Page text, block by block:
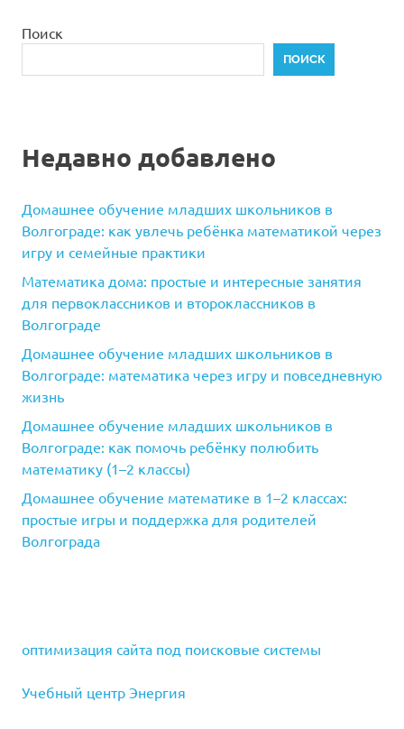
Поиск
ПОИСК
Недавно добавлено
Домашнее обучение младших школьников в
Волгограде: как увлечь ребёнка математикой через
игру и семейные практики
Математика дома: простые и интересные занятия
для первоклассников и второклассников в
Волгограде
Домашнее обучение младших школьников в
Волгограде: математика через игру и повседневную
жизнь
Домашнее обучение младших школьников в
Волгограде: как помочь ребёнку полюбить
математику (1–2 классы)
Домашнее обучение математике в 1–2 классах:
простые игры и поддержка для родителей
Волгограда
оптимизация сайта под поисковые системы
Учебный центр Энергия